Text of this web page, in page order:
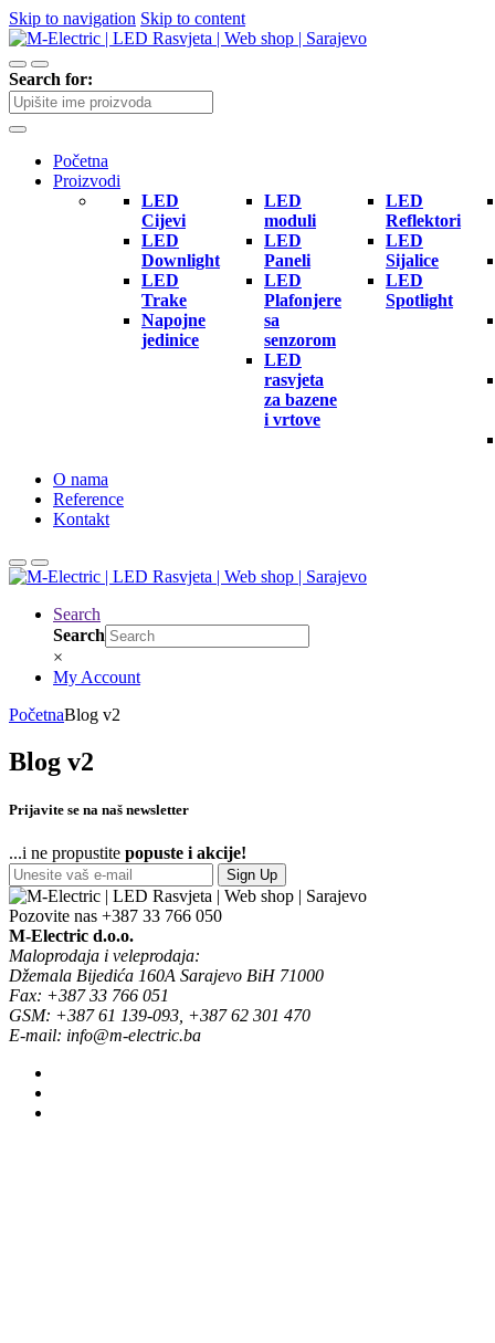
Skip to navigation Skip to content
Search for:
Početna
Proizvodi
LED
Cijevi
LED
Downlight
LED
Trake
Napojne
jedinice
LED
moduli
LED
Paneli
LED
Plafonjere
sa
senzorom
LED
rasvjeta
za bazene
i vrtove
LED
Reflektori
LED
Sijalice
LED
Spotlight
O nama
Reference
Kontakt
Search
Search
×
My Account
PočetnaBlog v2
Blog v2
Prijavite se na naš newsletter
...i ne propustite popuste i akcije!
Sign Up
Pozovite nas +387 33 766 050
M-Electric d.o.o.
Maloprodaja i veleprodaja:
Džemala Bijedića 160A Sarajevo BiH 71000
Fax: +387 33 766 051
GSM: +387 61 139-093, +387 62 301 470
E-mail: info@m-electric.ba